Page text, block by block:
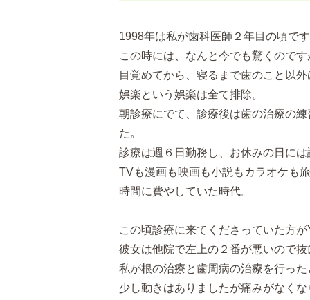
1998年は私が歯科医師２年目の頃で
この時には、なんと今でも驚くので
目覚めてから、寝るまで歯のこと以
娯楽という娯楽は全て排除。
朝診療にでて、診療後は歯の治療の
た。
診療は週６日勤務し、お休みの日に
TVも漫画も映画も小説もカラオケも
時間に費やしていた時代。
この頃診療に来てくださっていた方
彼女は他院で左上の２番が悪いので
私が根の治療と歯周病の治療を行った
少し動きはありましたが痛みがなく